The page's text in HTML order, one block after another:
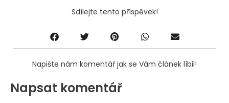
Sdílejte tento příspěvek!
Napište nám komentář jak se Vám článek líbil!
Napsat komentář